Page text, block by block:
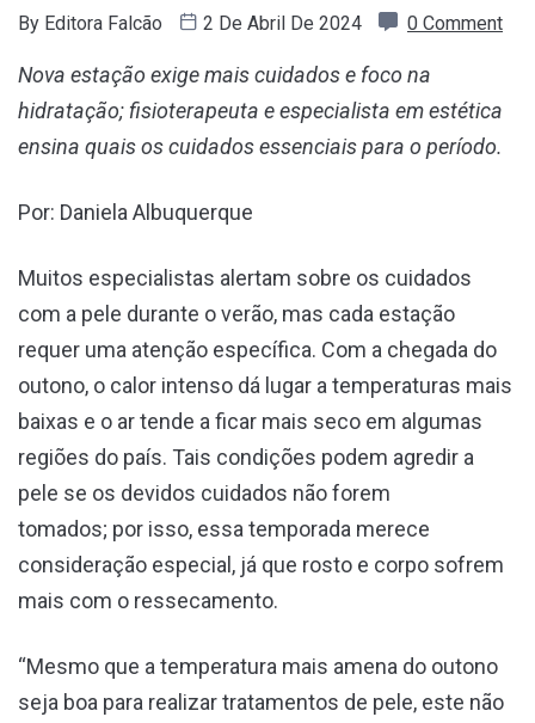
By Editora Falcão 2 De Abril De 2024 0 Comment
Nova estação exigemais cuidados e foco na
hidratação; fisioterapeuta e especialista em estética
ensina quais os cuidados essenciais para o período.
Por: Daniela Albuquerque
Muitos especialistas alertam sobre os cuidados
com a pele durante o verão, mas cada estação
requer uma atenção específica. Com a chegada do
outono, o calor intenso dá lugar a temperaturas mais
baixas e o ar tende a ficar mais seco em algumas
regiões do país. Tais condições podem agredir a
pele se os devidos cuidados não forem
tomados; por isso, essa temporada merece
consideração especial, já que rosto e corpo sofrem
mais com o ressecamento.
“Mesmo que a temperatura mais amena do outono
seja boa para realizar tratamentos de pele, este não